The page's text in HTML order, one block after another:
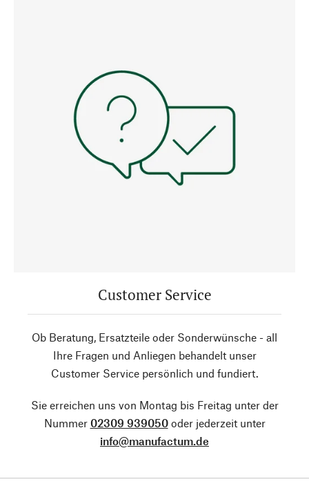
Customer Service
Ob Beratung, Ersatzteile oder Sonderwünsche - all
Ihre Fragen und Anliegen behandelt unser
Customer Service persönlich und fundiert.
Sie erreichen uns von Montag bis Freitag unter der
Nummer 02309 939050oder jederzeit unter
info@manufactum.de